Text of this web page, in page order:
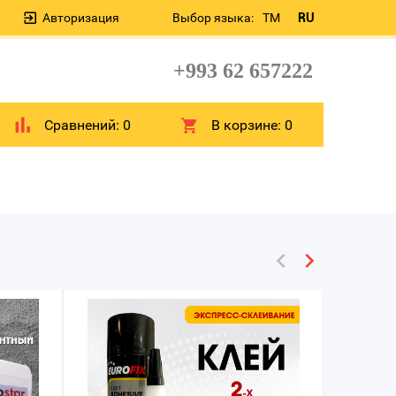
Выбор языка: TM RU
Авторизация
+993 62 657222
Сравнений: 0 В корзине:0